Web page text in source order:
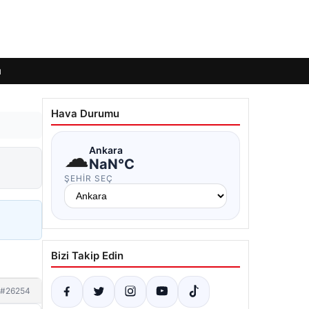
#26254
Hava Durumu
☁Ankara
NaN°C
ŞEHIR SEÇ
Bizi Takip Edin